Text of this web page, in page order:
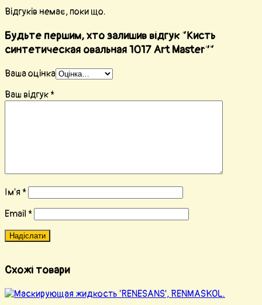
Відгуків немає, поки що.
Будьте першим, хто залишив відгук “Кисть
синтетическая овальная 1017 Art Master”“
Ваша оцінка
Ваш відгук*
Ім'я *
Email *
Схожі товари